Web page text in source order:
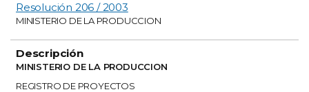
Resolución 206 / 2003
MINISTERIO DE LA PRODUCCION
MINISTERIO DE LA PRODUCCION
REGISTRO DE PROYECTOS